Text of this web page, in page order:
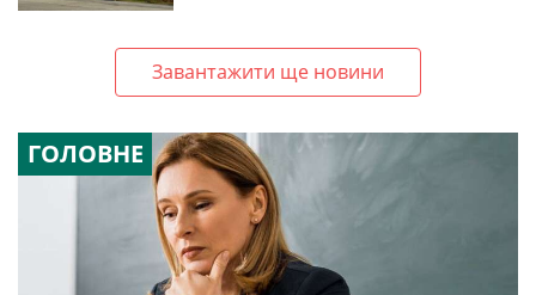
Завантажити ще новини
ГОЛОВНЕ